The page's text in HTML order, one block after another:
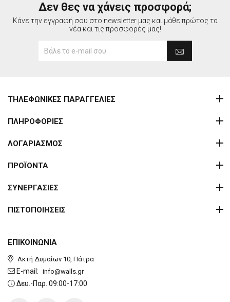
Δεν θες να χάνεις προσφορά;
Κάνε την εγγραφή σου στο newsletter μας και μάθε πρώτος τα
νέα και τις προσφορές μας!
ΕΠΙΚΟΙΝΩΝΙΑ
Ακτή Δυμαίων 10, Πάτρα
E-mail: info@walls.gr
Δευ.-Παρ. 09:00-17:00
ΤΗΛΕΦΩΝΙΚΕΣ ΠΑΡΑΓΓΕΛΙΕΣ
ΠΛΗΡΟΦΟΡΙΕΣ
ΛΟΓΑΡΙΑΣΜΟΣ
ΠΡΟΪΟΝΤΑ
ΣΥΝΕΡΓΑΣΙΕΣ
ΠΙΣΤΟΠΟΙΗΣΕΙΣ